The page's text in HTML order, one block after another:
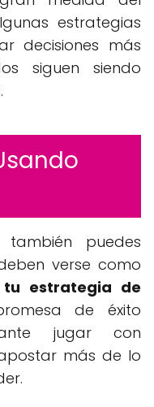
estrategias
decisiones más
siguen siendo
puedes
verse como
estrategia de
de éxito
jugar con
más de lo